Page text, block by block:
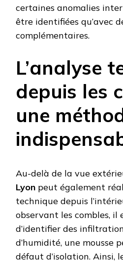
certaines anomalies
être identifiées qu’avec
complémentaires.
L’analyse
depuis les
une
Au-delà de la vue
Lyon peut également
technique depuis
observant les combles, il
d’identifier des
d’humidité, une mousse
défaut d’isolation. Ainsi,